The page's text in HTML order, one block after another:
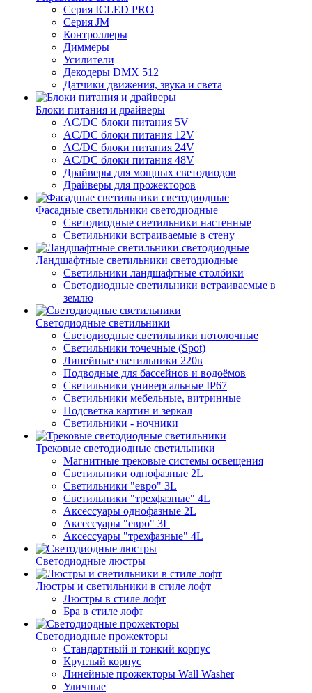
Серия ICLED PRO
Серия JM
Контроллеры
Диммеры
Усилители
Декодеры DMX 512
Датчики движения, звука и света
Блоки питания и драйверы
AC/DC блоки питания 5V
AC/DC блоки питания 12V
AC/DC блоки питания 24V
AC/DC блоки питания 48V
Драйверы для мощных светодиодов
Драйверы для прожекторов
Фасадные светильники светодиодные
Светодиодные светильники настенные
Светильники встраиваемые в стену
Ландшафтные светильники светодиодные
Светильники ландшафтные столбики
Светодиодные светильники встраиваемые в
землю
Светодиодные светильники
Светодиодные светильники потолочные
Светильники точечные (Spot)
Линейные светильники 220в
Подводные для бассейнов и водоёмов
Светильники универсальные IP67
Светильники мебельные, витринные
Подсветка картин и зеркал
Светильники - ночники
Трековые светодиодные светильники
Магнитные трековые системы освещения
Светильники однофазные 2L
Светильники "евро" 3L
Светильники "трехфазные" 4L
Аксессуары однофазные 2L
Аксессуары "евро" 3L
Аксессуары "трехфазные" 4L
Светодиодные люстры
Люстры и светильники в стиле лофт
Люстры в стиле лофт
Бра в стиле лофт
Светодиодные прожекторы
Стандартный и тонкий корпус
Круглый корпус
Линейные прожекторы Wall Washer
Уличные